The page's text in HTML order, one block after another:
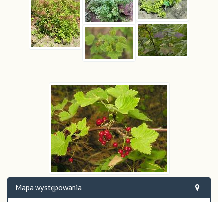
Mapa występowania